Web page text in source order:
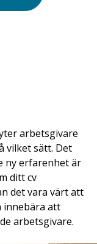
arbetsgivare
vilket sätt. Det
ny erfarenhet är
ditt cv
det vara värt att
innebära att
arbetsgivare.